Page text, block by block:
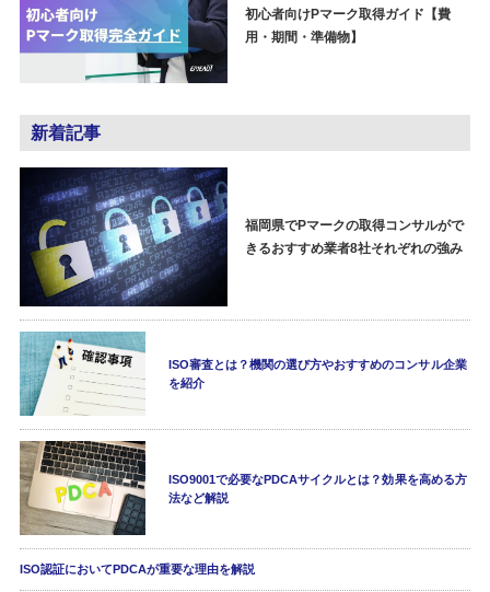
初心者向けPマーク取得ガイド【費
用・期間・準備物】
新着記事
福岡県でPマークの取得コンサルがで
きるおすすめ業者8社それぞれの強み
ISO審査とは？機関の選び方やおすすめのコンサル企業
を紹介
ISO9001で必要なPDCAサイクルとは？効果を高める方
法など解説
ISO認証においてPDCAが重要な理由を解説